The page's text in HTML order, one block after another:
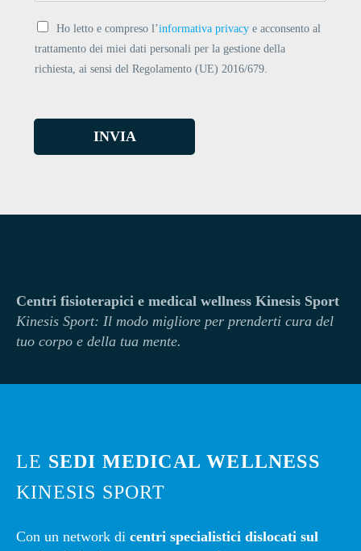
Ho letto e compreso l’informativa privacy e acconsento al
trattamento dei miei dati personali per la gestione della
richiesta, ai sensi del Regolamento (UE) 2016/679.
INVIA
Centri fisioterapici e medical wellness Kinesis Sport
Kinesis Sport: Il modo migliore per prenderti cura del
tuo corpo e della tua mente.
LE SEDI MEDICAL WELLNESS
KINESIS SPORT
Con un network di centri specialistici dislocati sul